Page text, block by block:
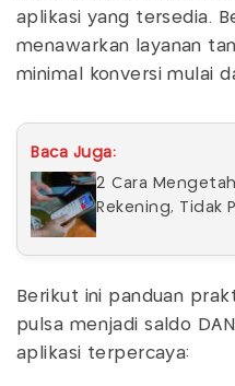
aplikasi yang tersedia.
menawarkan layanan
minimal konversi mulai
Baca Juga:
2 Cara
Rekening, Tidak
Berikut ini panduan
pulsa menjadi saldo
aplikasi terpercaya: